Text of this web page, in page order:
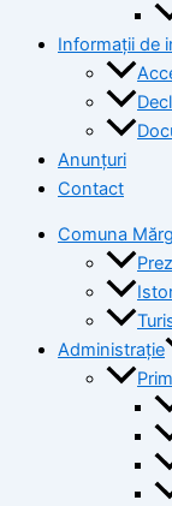
Informații de
Anunțuri
Contact
Comuna
Administrație